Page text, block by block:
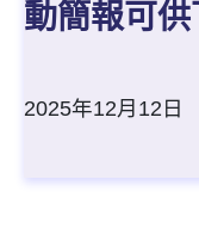
動簡報可供
2025年12月12日